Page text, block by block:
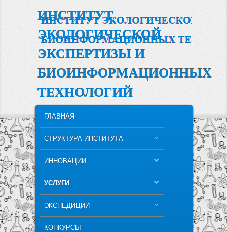
ИНСТИТУТ
ЭКОЛОГИЧЕСКОЙ
ЭКСПЕРТИЗЫ И
БИОИНФОРМАЦИОННЫХ
ТЕХНОЛОГИЙ
SKIP TO PRIMARY CONTENT
SKIP TO SECONDARY CONTENT
ГЛАВНАЯ
СТРУКТУРА ИНСТИТУТА
ИННОВАЦИИ
УСЛУГИ
ЭКСПЕДИЦИИ
КОНКУРСЫ